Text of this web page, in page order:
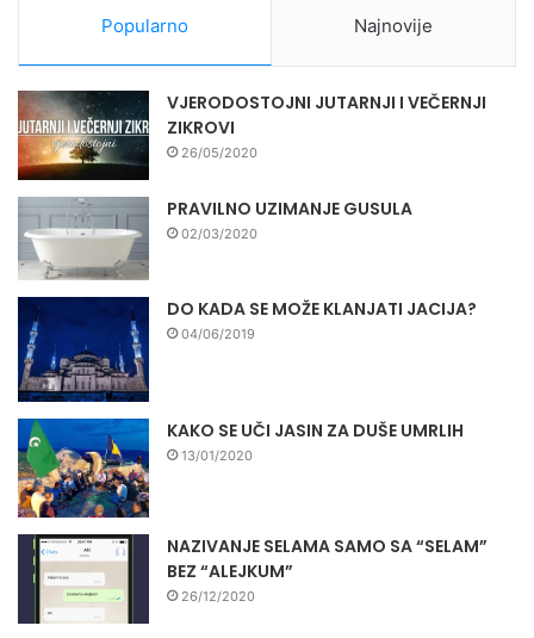
Popularno Najnovije
VJERODOSTOJNI JUTARNJI I VEČERNJI
ZIKROVI
26/05/2020
PRAVILNO UZIMANJE GUSULA
02/03/2020
DO KADA SE MOŽE KLANJATI JACIJA?
04/06/2019
KAKO SE UČI JASIN ZA DUŠE UMRLIH
13/01/2020
NAZIVANJE SELAMA SAMO SA “SELAM”
BEZ “ALEJKUM”
26/12/2020